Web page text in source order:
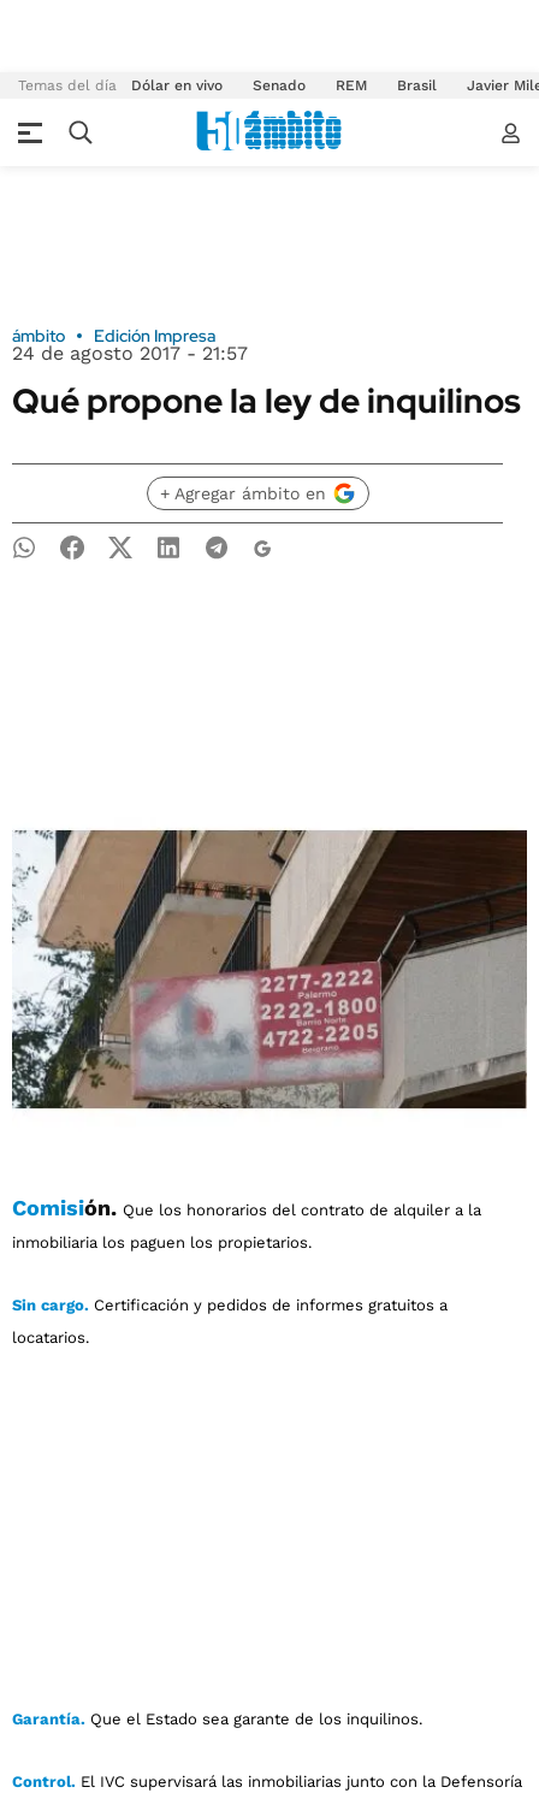
Temas del día Dólar en vivo Senado REM Brasil Javier
ámbito Edición Impresa
24 de agosto 2017 - 21:57
Qué propone la ley de inquilinos
+ Agregar ámbito en
Comisión. Que los honorarios del contrato de alquiler a la
inmobiliaria los paguen los propietarios.
Sin cargo. Certificación y pedidos de informes gratuitos a
locatarios.
Garantía. Que el Estado sea garante de los inquilinos.
Control. El IVC supervisará las inmobiliarias junto con la Defensoría